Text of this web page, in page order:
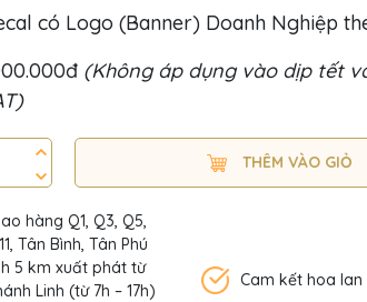
có Logo (Banner) Doanh Nghiệp
(Không áp dụng vào dịp tết
THÊM VÀO GIỎ
hàng Q1, Q3, Q5,
Tân Bình, Tân Phú
5 km xuất phát từ
Linh (từ 7h – 17h)
Cam kết hoa lan